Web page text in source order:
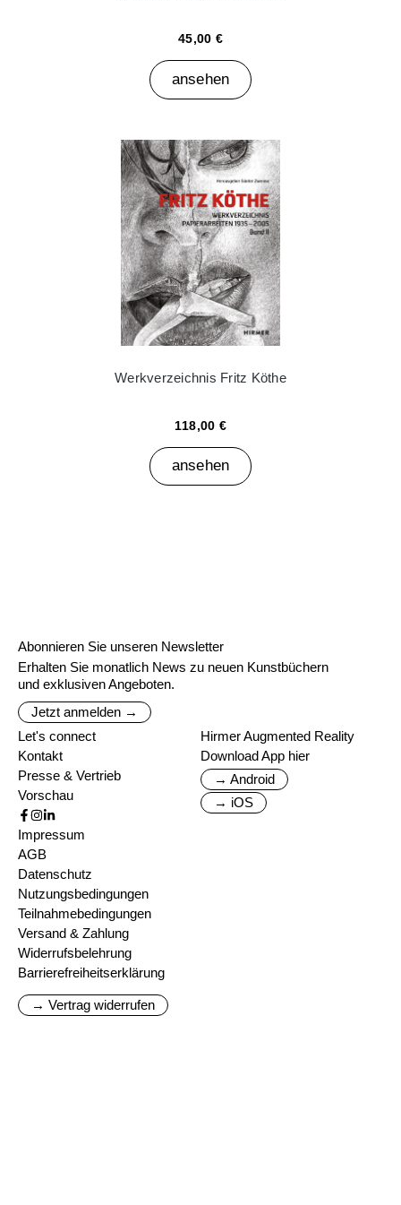
45,00 €
ansehen
Werkverzeichnis Fritz Köthe
118,00 €
ansehen
Abonnieren Sie unseren Newsletter
Erhalten Sie monatlich News zu neuen Kunstbüchern
und exklusiven Angeboten.
Jetzt anmelden →
Let's connect
Kontakt
Presse & Vertrieb
Vorschau
Hirmer Augmented Reality
Download App hier
→ Android
→ iOS
Impressum
AGB
Datenschutz
Nutzungsbedingungen
Teilnahmebedingungen
Versand & Zahlung
Widerrufsbelehrung
Barrierefreiheitserklärung
→ Vertrag widerrufen